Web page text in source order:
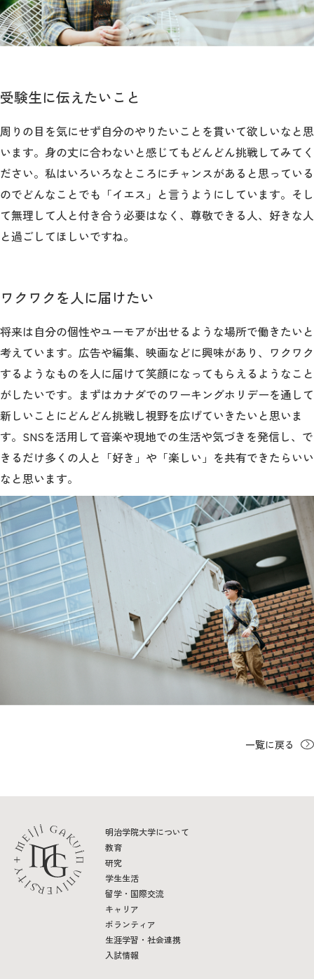
受験生に伝えたいこと
周りの目を気にせず自分のやりたいことを貫いて欲しいなと思
います。身の丈に合わないと感じてもどんどん挑戦してみてく
ださい。私はいろいろなところにチャンスがあると思っている
のでどんなことでも「イエス」と言うようにしています。そし
て無理して人と付き合う必要はなく、尊敬できる人、好きな人
と過ごしてほしいですね。
ワクワクを人に届けたい
将来は自分の個性やユーモアが出せるような場所で働きたいと
考えています。広告や編集、映画などに興味があり、ワクワク
するようなものを人に届けて笑顔になってもらえるようなこと
がしたいです。まずはカナダでのワーキングホリデーを通して
新しいことにどんどん挑戦し視野を広げていきたいと思いま
す。SNSを活用して音楽や現地での生活や気づきを発信し、で
きるだけ多くの人と「好き」や「楽しい」を共有できたらいい
なと思います。
一覧に戻る
明治学院大学について
教育
研究
学生生活
留学・国際交流
キャリア
ボランティア
生涯学習・社会連携
入試情報